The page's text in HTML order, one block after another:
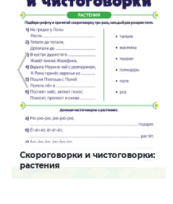
Скороговорки и чистоговорки:
растения